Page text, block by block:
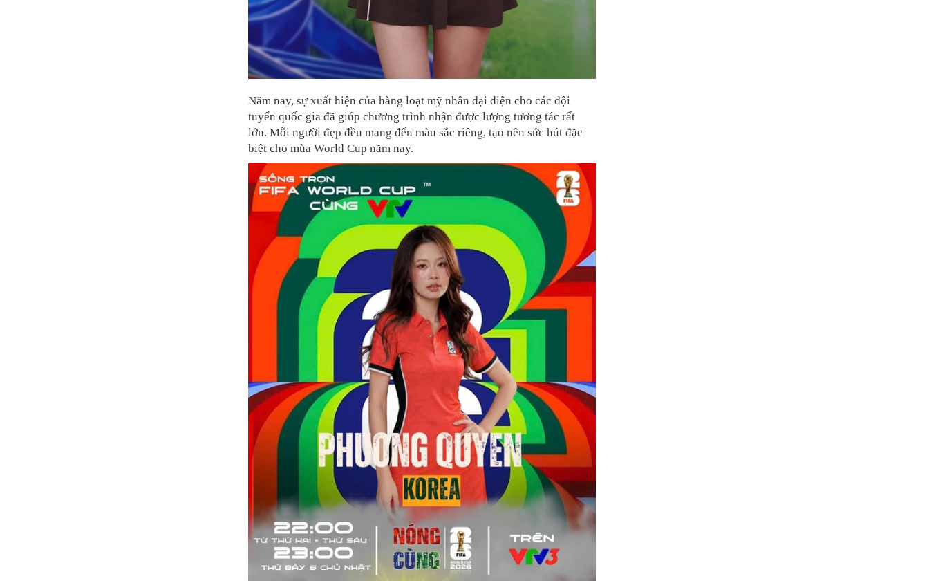
Năm nay, sự xuất hiện của hàng loạt mỹ nhân đại diện cho các đội
tuyển quốc gia đã giúp chương trình nhận được lượng tương tác rất
lớn. Mỗi người đẹp đều mang đến màu sắc riêng, tạo nên sức hút đặc
biệt cho mùa World Cup năm nay.